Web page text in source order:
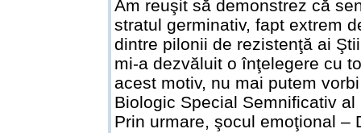
Am reuşit să demonstrez că
stratul germinativ, fapt extrem
dintre pilonii de rezistenţă ai
mi-a dezvăluit o înţelegere cu
acest motiv, nu mai putem
Biologic Special Semnificativ al
Prin urmare, şocul emoţional –